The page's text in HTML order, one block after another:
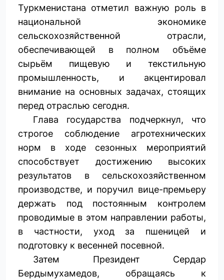
Туркменистана отметил важную роль в
национальной экономике
сельскохозяйственной отрасли,
обеспечивающей в полном объёме
сырьём пищевую и текстильную
промышленность, и акцентировал
внимание на основных задачах, стоящих
перед отраслью сегодня.
Глава государства подчеркнул, что
строгое соблюдение агротехнических
норм в ходе сезонных мероприятий
способствует достижению высоких
результатов в сельскохозяйственном
производстве, и поручил вице-премьеру
держать под постоянным контролем
проводимые в этом направлении работы,
в частности, уход за пшеницей и
подготовку к весенней посевной.
Затем Президент Сердар
Бердымухамедов, обращаясь к